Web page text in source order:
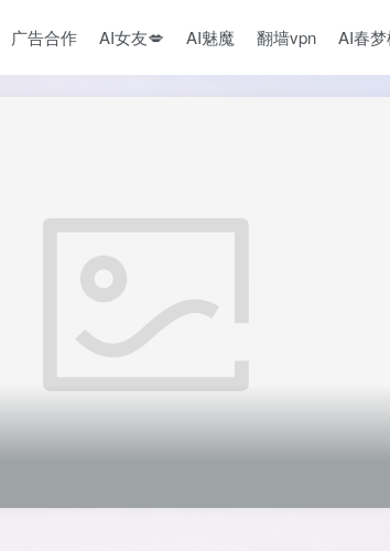
广告合作 AI女友💋 AI魅魔 翻墙vpn AI春